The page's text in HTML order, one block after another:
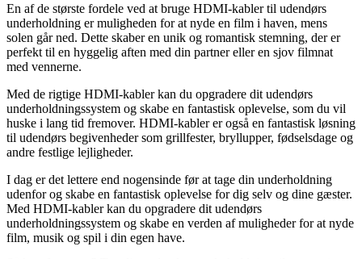
En af de største fordele ved at bruge HDMI-kabler til udendørs
underholdning er muligheden for at nyde en film i haven, mens
solen går ned. Dette skaber en unik og romantisk stemning, der er
perfekt til en hyggelig aften med din partner eller en sjov filmnat
med vennerne.
Med de rigtige HDMI-kabler kan du opgradere dit udendørs
underholdningssystem og skabe en fantastisk oplevelse, som du vil
huske i lang tid fremover. HDMI-kabler er også en fantastisk løsning
til udendørs begivenheder som grillfester, bryllupper, fødselsdage og
andre festlige lejligheder.
I dag er det lettere end nogensinde før at tage din underholdning
udenfor og skabe en fantastisk oplevelse for dig selv og dine gæster.
Med HDMI-kabler kan du opgradere dit udendørs
underholdningssystem og skabe en verden af muligheder for at nyde
film, musik og spil i din egen have.